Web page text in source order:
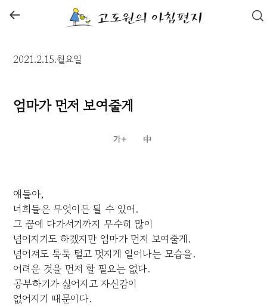
←
2021.2.15.월요일
엄마가 먼저 보여줄게
얘들아,
너희들은 무엇이든 될 수 있어.
그 꿈에 다가서기까지 무수히 많이
넘어지기도 하겠지만 엄마가 먼저 보여줄게.
넘어져도 툭툭 털고 멋지게 일어나는 모습을.
어려운 것을 먼저 할 필요는 없다.
공부하기가 싫어지고 자신감이
없어지기 때문이다.